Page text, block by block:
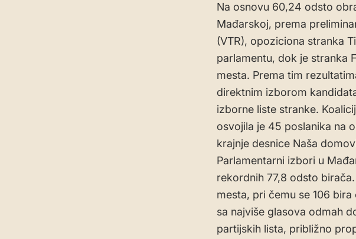
Na osnovu 60,24 odsto
Mađarskoj, prema
(VTR), opoziciona stranka
parlamentu, dok je stranka
mesta. Prema tim
direktnim izborom
izborne liste stranke.
osvojila je 45 poslanika na
krajnje desnice Naša
Parlamentarni izbori u
rekordnih 77,8 odsto
mesta, pri čemu se 106
sa najviše glasova odmah
partijskih lista, približno